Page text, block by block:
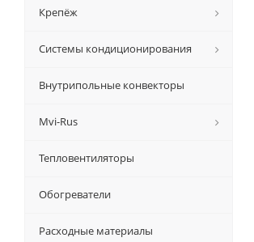
Крепёж
Системы кондиционирования
Внутрипольные конвекторы
Mvi-Rus
Тепловентиляторы
Обогреватели
Расходные материалы